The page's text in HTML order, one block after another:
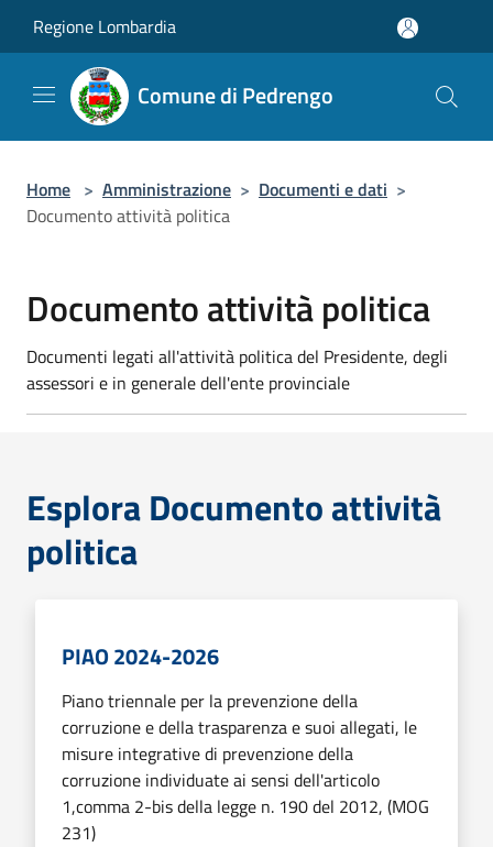
Regione Lombardia
Comune di Pedrengo
Home > Amministrazione > Documenti e dati >
Documento attività politica
Documento attività politica
Documenti legati all'attività politica del Presidente, degli
assessori e in generale dell'ente provinciale
Esplora Documento attività
politica
PIAO 2024-2026
Piano triennale per la prevenzione della
corruzione e della trasparenza e suoi allegati, le
misure integrative di prevenzione della
corruzione individuate ai sensi dell'articolo
1,comma 2-bis della legge n. 190 del 2012, (MOG
231)